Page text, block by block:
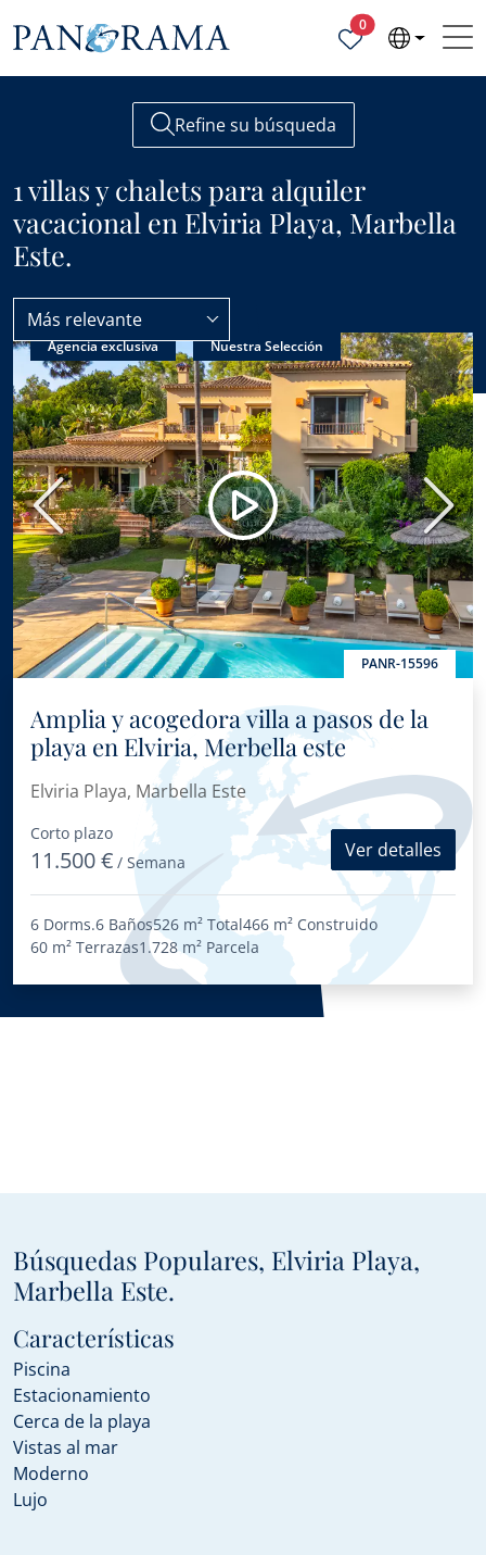
0Propiedades
Refine su búsqueda
1 villas y chalets para alquiler
vacacional en Elviria Playa, Marbella
Este.
Elviria Playa Villas y Chalets
Más relevante
Anterior
Agencia exclusiva Nuestra Selección
PANR-15596
Amplia y acogedora villa a pasos de la
playa en Elviria, Merbella este
Elviria Playa, Marbella Este
Corto plazo
11.500 € / Semana
Ver detalles
6 Dorms.6 Baños526 m² Total466 m² Construido
60 m² Terrazas1.728 m² Parcela
Búsquedas Populares, Elviria Playa,
Marbella Este.
Características
Piscina
Estacionamiento
Cerca de la playa
Vistas al mar
Moderno
Lujo